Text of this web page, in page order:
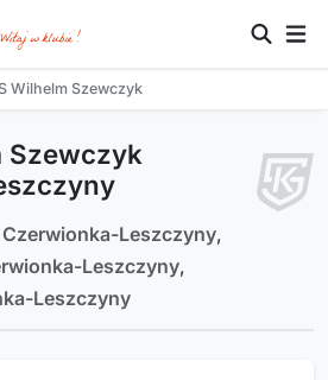
Wilhelm Szewczyk
Szewczyk
Leszczyny,
Leszczyny,
Leszczyny